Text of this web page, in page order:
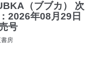
（ブブカ） 次
2026年08月29日
号
書房